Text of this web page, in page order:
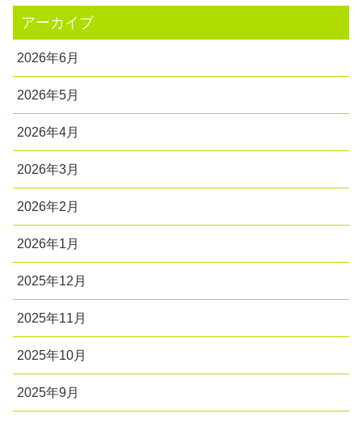
アーカイブ
2026年6月
2026年5月
2026年4月
2026年3月
2026年2月
2026年1月
2025年12月
2025年11月
2025年10月
2025年9月